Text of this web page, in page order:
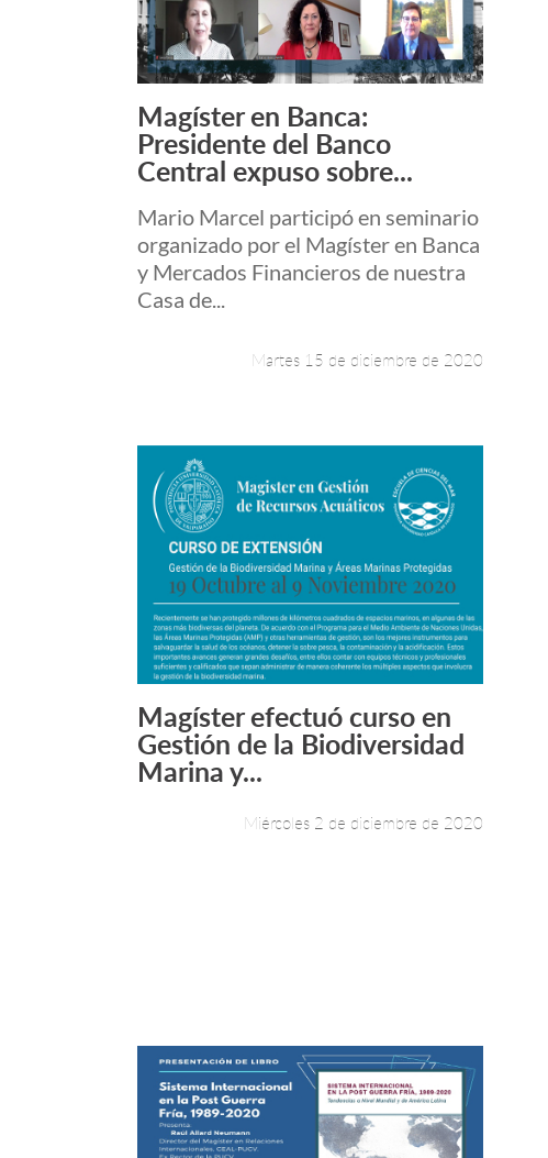
Leer más +
Magíster en Banca:
Presidente del Banco
Central expuso sobre...
Mario Marcel participó en seminario
organizado por el Magíster en Banca
y Mercados Financieros de nuestra
Casa de...
Martes 15 de diciembre de 2020
Leer más +
Magíster efectuó curso en
Gestión de la Biodiversidad
Marina y...
Miércoles 2 de diciembre de 2020